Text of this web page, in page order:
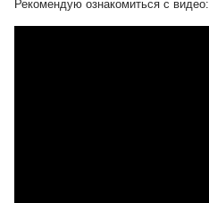
нет и небыло
Рекомендую ознакомиться с видео: